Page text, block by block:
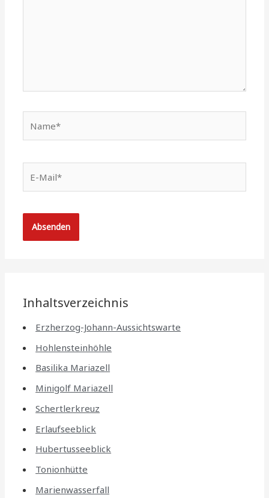
Mail*
Inhaltsverzeichnis
Erzherzog-Johann-Aussichtswarte
Hohlensteinhöhle
Basilika Mariazell
Minigolf Mariazell
Schertlerkreuz
Erlaufseeblick
Hubertusseeblick
Tonionhütte
Marienwasserfall